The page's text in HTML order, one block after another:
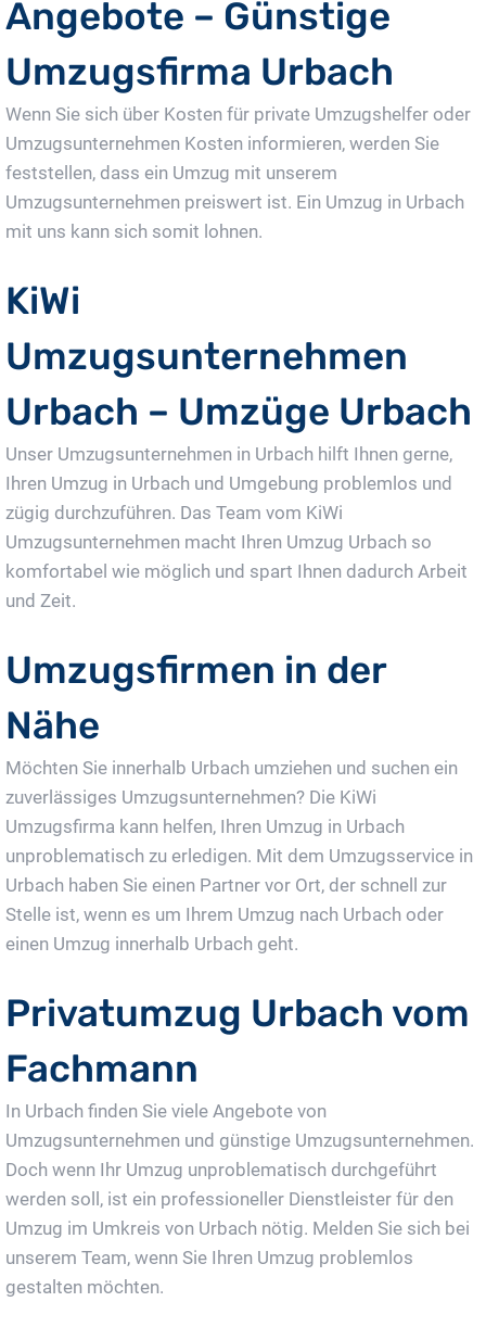
Angebote – Günstige
Umzugsfirma Urbach
Wenn Sie sich über Kosten für private Umzugshelfer oder
Umzugsunternehmen Kosten informieren, werden Sie
feststellen, dass ein Umzug mit unserem
Umzugsunternehmen preiswert ist. Ein Umzug in Urbach
mit uns kann sich somit lohnen.
KiWi
Umzugsunternehmen
Urbach – Umzüge Urbach
Unser Umzugsunternehmen in Urbach hilft Ihnen gerne,
Ihren Umzug in Urbach und Umgebung problemlos und
zügig durchzuführen. Das Team vom KiWi
Umzugsunternehmen macht Ihren Umzug Urbach so
komfortabel wie möglich und spart Ihnen dadurch Arbeit
und Zeit.
Umzugsfirmen in der
Nähe
Möchten Sie innerhalb Urbach umziehen und suchen ein
zuverlässiges Umzugsunternehmen? Die KiWi
Umzugsfirma kann helfen, Ihren Umzug in Urbach
unproblematisch zu erledigen. Mit dem Umzugsservice in
Urbach haben Sie einen Partner vor Ort, der schnell zur
Stelle ist, wenn es um Ihrem Umzug nach Urbach oder
einen Umzug innerhalb Urbach geht.
Privatumzug Urbach vom
Fachmann
In Urbach finden Sie viele Angebote von
Umzugsunternehmen und günstige Umzugsunternehmen.
Doch wenn Ihr Umzug unproblematisch durchgeführt
werden soll, ist ein professioneller Dienstleister für den
Umzug im Umkreis von Urbach nötig. Melden Sie sich bei
unserem Team, wenn Sie Ihren Umzug problemlos
gestalten möchten.